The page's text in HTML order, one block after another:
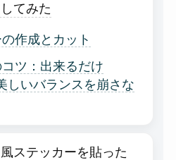
てみた
作成とカット
ツ：出来るだけ
しいバランスを崩さな
ステッカーを貼った